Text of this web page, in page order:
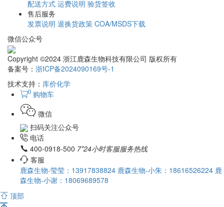
配送方式 运费说明 验货签收
售后服务
发票说明 退换货政策 COA/MSDS下载
微信公众号
Copyright ©2024 浙江鹿森生物科技有限公司 版权所有
备案号： 浙ICP备2024090169号-1
技术支持： 库价化学
0 购物车
微信
扫码关注公众号
电话
400-0918-500 7*24小时客服服务热线
客服
鹿森生物-莹莹：13917838824 鹿森生物-小朱：18616526224 鹿
森生物-小谢：18069689578
顶部